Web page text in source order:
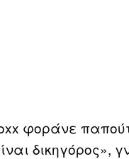
φοράνε
δικηγόρος»,